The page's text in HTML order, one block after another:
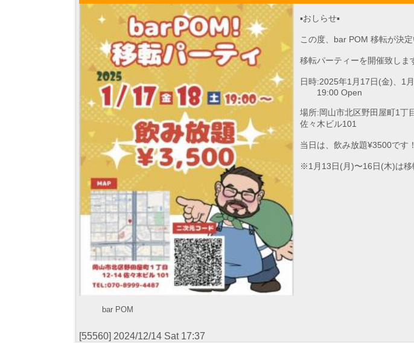
▪️おしらせ▪️
この度、bar POM 移転が決定
移転パーティーを開催致しま
日時:2025年1月17日(金)、1
19:00 Open
場所:岡山市北区野田屋町1丁
佐々木ビル101
当日は、飲み放題¥3500です！
※1月13日(月)〜16日(木)は移
bar POM
[55560] 2024/12/14 Sat 17:37